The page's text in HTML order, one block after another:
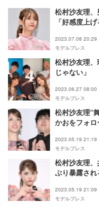
松村沙友理
「好感度上
2023.07.08 20:29
モデルプレス
松村沙友理
じゃない」
2023.06.27 08:00
モデルプレス
松村沙友理“
かおをフォ
2023.05.19 21:19
モデルプレス
松村沙友理
ぶり暴露さ
2023.05.19 21:09
モデルプレス